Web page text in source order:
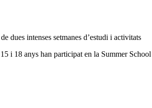
dues intenses setmanes d’estudi i activitats
i 18 anys han participat en la Summer